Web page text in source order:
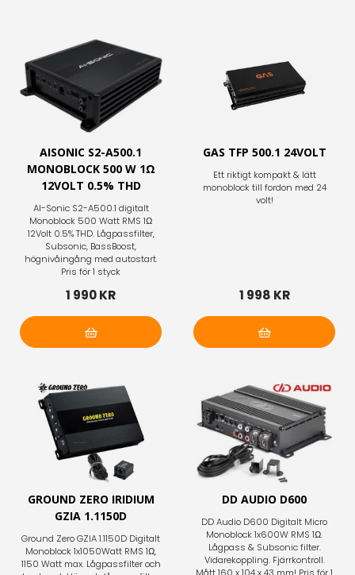
AISONIC S2-A500.1
MONOBLOCK 500 W 1Ω
12VOLT 0.5% THD
AI-Sonic S2-A500.1 digitalt
Monoblock 500 Watt RMS 1Ω
12Volt 0.5% THD. Lågpassfilter,
Subsonic, BassBoost,
högnivåingång med autostart.
Pris för 1 styck
1 990 KR
GAS TFP 500.1 24VOLT
Ett riktigt kompakt & lätt
monoblock till fordon med 24
volt!
1 998 KR
GROUND ZERO IRIDIUM
GZIA 1.1150D
Ground Zero GZIA 1.1150D Digitalt
Monoblock 1x1050Watt RMS 1Ω,
1150 Watt max. Lågpassfilter och
DD AUDIO D600
DD Audio D600 Digitalt Micro
Monoblock 1x600W RMS 1Ω.
Lågpass & Subsonic filter.
Vidarekoppling. Fjärrkontroll.